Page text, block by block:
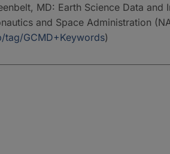
MD: Earth Science Data
and Space Administration
tag/GCMD+Keywords)